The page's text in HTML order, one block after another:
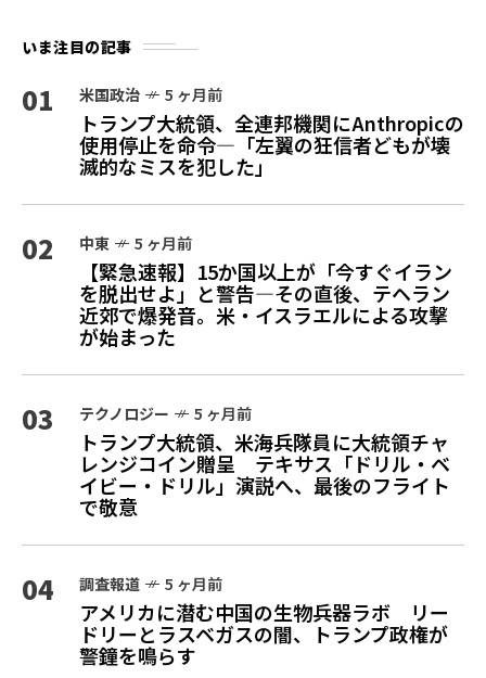
いま注目の記事
01 米国政治 5 ヶ月前
トランプ大統領、全連邦機関にAnthropicの
使用停止を命令—「左翼の狂信者どもが壊
滅的なミスを犯した」
02 中東 5 ヶ月前
【緊急速報】15か国以上が「今すぐイラン
を脱出せよ」と警告—その直後、テヘラン
近郊で爆発音。米・イスラエルによる攻撃
が始まった
03 テクノロジー 5 ヶ月前
トランプ大統領、米海兵隊員に大統領チャ
レンジコイン贈呈 テキサス「ドリル・ベ
イビー・ドリル」演説へ、最後のフライト
で敬意
04 調査報道 5 ヶ月前
アメリカに潜む中国の生物兵器ラボ リー
ドリーとラスベガスの闇、トランプ政権が
警鐘を鳴らす